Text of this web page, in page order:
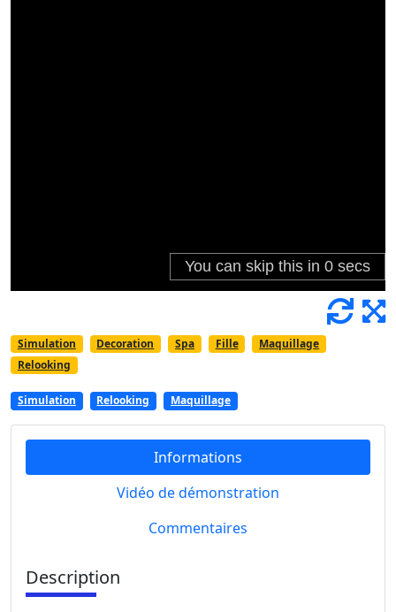
Simulation Decoration Spa Fille
Maquillage
Relooking
Simulation Relooking Maquillage
Informations
Vidéo de démonstration
Commentaires
Description